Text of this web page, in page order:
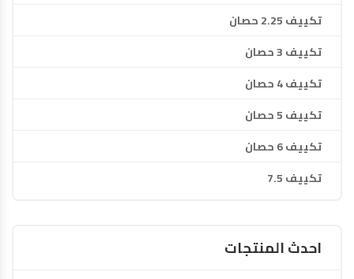
تكييف 2.25 حصان
تكييف 3 حصان
تكييف 4 حصان
تكييف 5 حصان
تكييف 6 حصان
تكييف 7.5
احدث المنتجات